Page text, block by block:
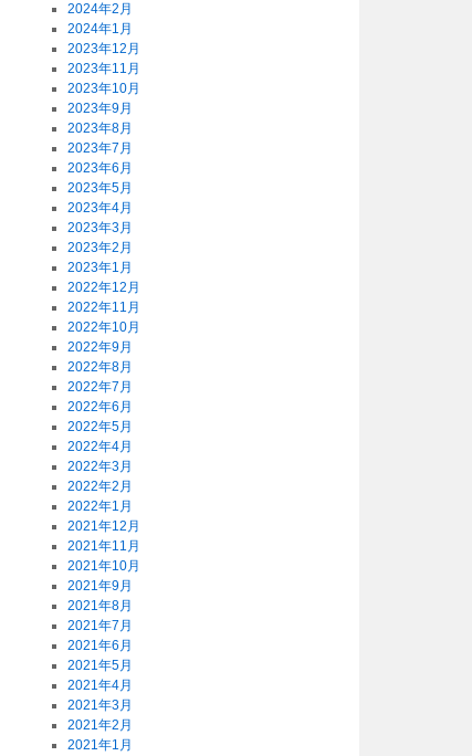
2024年2月
2024年1月
2023年12月
2023年11月
2023年10月
2023年9月
2023年8月
2023年7月
2023年6月
2023年5月
2023年4月
2023年3月
2023年2月
2023年1月
2022年12月
2022年11月
2022年10月
2022年9月
2022年8月
2022年7月
2022年6月
2022年5月
2022年4月
2022年3月
2022年2月
2022年1月
2021年12月
2021年11月
2021年10月
2021年9月
2021年8月
2021年7月
2021年6月
2021年5月
2021年4月
2021年3月
2021年2月
2021年1月